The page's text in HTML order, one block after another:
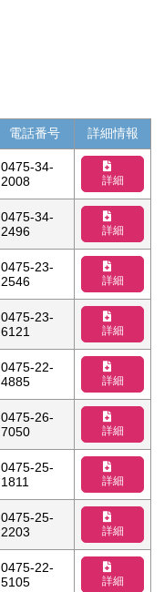
電話番号 詳細情報
0475-34-
2008
詳細
0475-34-
2496
詳細
0475-23-
2546
詳細
0475-23-
6121
詳細
0475-22-
4885
詳細
0475-26-
7050
詳細
0475-25-
1811
詳細
0475-25-
2203
詳細
0475-22-
5105
詳細